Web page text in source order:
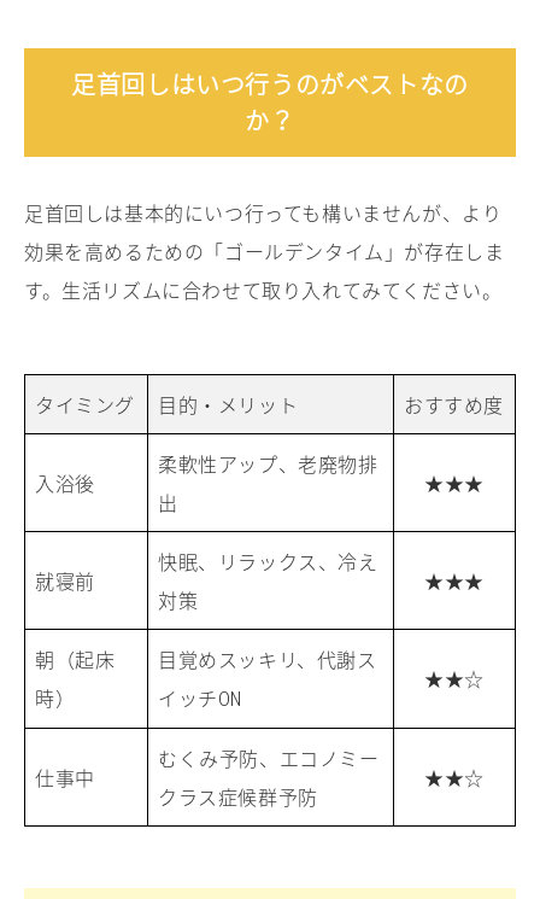
足首回しはいつ行うのがベストなの
か？
足首回しは基本的にいつ行っても構いませんが、より
効果を高めるための「ゴールデンタイム」が存在しま
す。生活リズムに合わせて取り入れてみてください。
タイミング 目的・メリット おすすめ度
入浴後
柔軟性アップ、老廃物排
出
★★★
就寝前
快眠、リラックス、冷え
対策
★★★
朝（起床
時）
目覚めスッキリ、代謝ス
イッチON
★★☆
仕事中
むくみ予防、エコノミー
クラス症候群予防
★★☆